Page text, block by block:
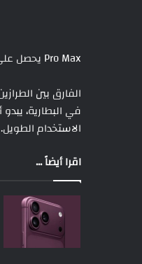
Pro Max يحصل على الترقية الحقيقية
الاستخدام الطويل.
اقرا أيضاً ...